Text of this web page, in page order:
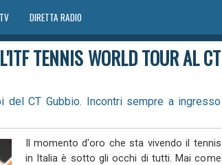
DIRETTA RADIO
TENNIS WORLD TOUR AL CT
CT Gubbio. Incontri sempre a ingresso
Il momento d'oro che sta vivendo il tennis
in Italia è sotto gli occhi di tutti. Mai come